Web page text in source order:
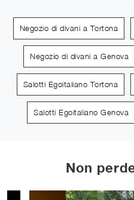
Negozio di divani a Tortona
Negozio di divani a Genova
Salotti Egoitaliano Tortona
Salotti Egoitaliano Genova
Non